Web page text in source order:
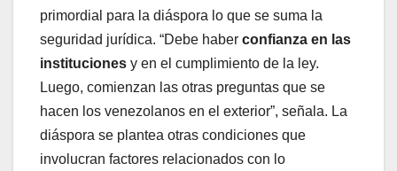
primordial para la diáspora lo que se suma la
seguridad jurídica. “Debe haber confianza en las
instituciones y en el cumplimiento de la ley.
Luego, comienzan las otras preguntas que se
hacen los venezolanos en el exterior”, señala. La
diáspora se plantea otras condiciones que
involucran factores relacionados con lo